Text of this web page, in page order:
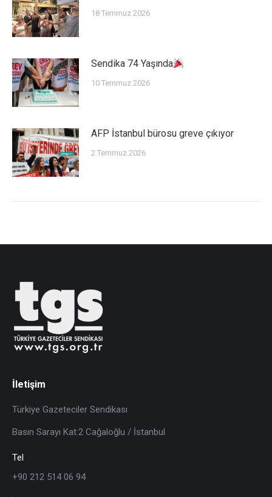
18 Temmuz 2026
Sendika 74 Yaşında
10 Temmuz 2026
AFP İstanbul bürosu greve çıkıyor
2 Temmuz 2026
İletişim
Türkiye Gazeteciler Sendikası
Basın Sarayı Kat:2 Cağaloğlu / İstanbul
Tel
+90 212 514 06 94